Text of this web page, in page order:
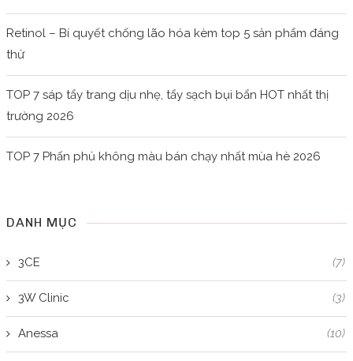
Retinol – Bí quyết chống lão hóa kèm top 5 sản phẩm đáng
thử
TOP 7 sáp tẩy trang dịu nhẹ, tẩy sạch bụi bẩn HOT nhất thị
trường 2026
TOP 7 Phấn phủ không màu bán chạy nhất mùa hè 2026
DANH MỤC
3CE (7)
3W Clinic (3)
Anessa (10)